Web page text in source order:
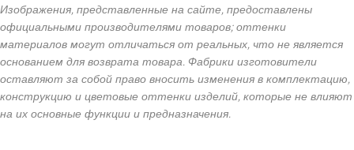
Изображения, представленные на сайте, предоставлены
официальными производителями товаров; оттенки
материалов могут отличаться от реальных, что не является
основанием для возврата товара. Фабрики изготовители
оставляют за собой право вносить изменения в комплектацию,
конструкцию и цветовые оттенки изделий, которые не влияют
на их основные функции и предназначения.